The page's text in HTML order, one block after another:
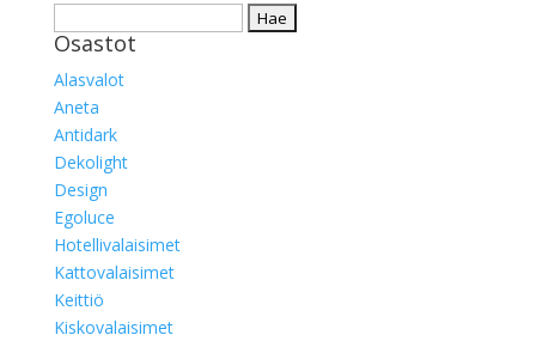
Osastot
Alasvalot
Aneta
Antidark
Dekolight
Design
Egoluce
Hotellivalaisimet
Kattovalaisimet
Keittiö
Kiskovalaisimet